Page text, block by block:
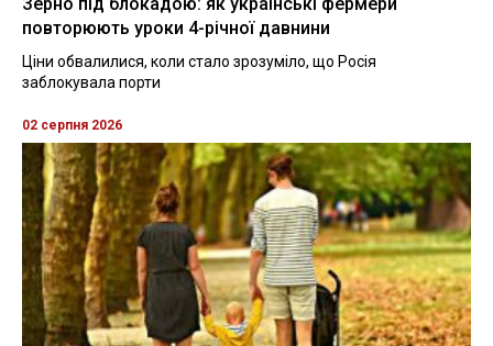
повторюють уроки 4-річної давнини
Ціни обвалилися, коли стало зрозуміло, що Росія
заблокувала порти
02 серпня 2026